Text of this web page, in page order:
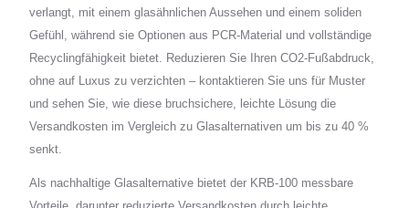
verlangt, mit einem glasähnlichen Aussehen und einem soliden
Gefühl, während sie Optionen aus PCR-Material und vollständige
Recyclingfähigkeit bietet. Reduzieren Sie Ihren CO2-Fußabdruck,
ohne auf Luxus zu verzichten – kontaktieren Sie uns für Muster
und sehen Sie, wie diese bruchsichere, leichte Lösung die
Versandkosten im Vergleich zu Glasalternativen um bis zu 40 %
senkt.
Als nachhaltige Glasalternative bietet der KRB-100 messbare